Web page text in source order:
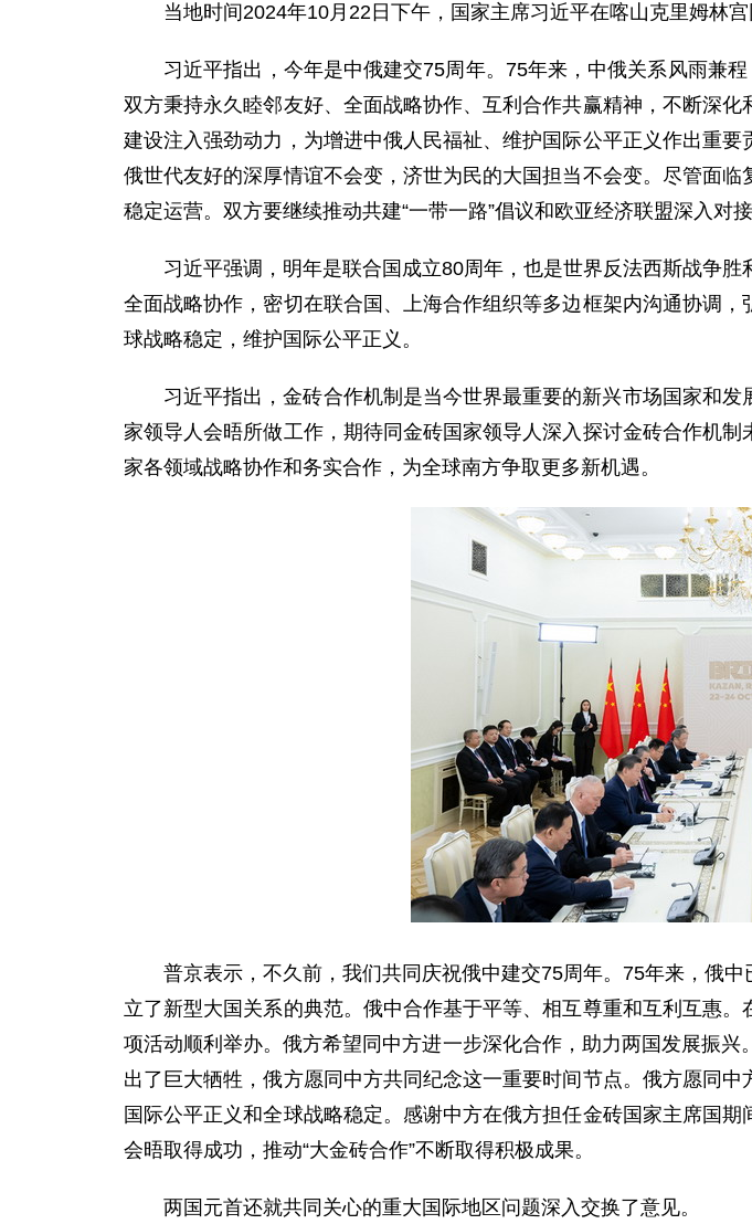
当地时间2024年10月22日下午，国家主席习近平在喀山克里姆林宫
习近平指出，今年是中俄建交75周年。75年来，中俄关系风雨兼
双方秉持永久睦邻友好、全面战略协作、互利合作共赢精神，不断深
建设注入强劲动力，为增进中俄人民福祉、维护国际公平正义作出重
俄世代友好的深厚情谊不会变，济世为民的大国担当不会变。尽管面
稳定运营。双方要继续推动共建“一带一路”倡议和欧亚经济联盟深入对
习近平强调，明年是联合国成立80周年，也是世界反法西斯战争
全面战略协作，密切在联合国、上海合作组织等多边框架内沟通协调
球战略稳定，维护国际公平正义。
习近平指出，金砖合作机制是当今世界最重要的新兴市场国家和
家领导人会晤所做工作，期待同金砖国家领导人深入探讨金砖合作机
家各领域战略协作和务实合作，为全球南方争取更多新机遇。
普京表示，不久前，我们共同庆祝俄中建交75周年。75年来，俄
立了新型大国关系的典范。俄中合作基于平等、相互尊重和互利互惠
项活动顺利举办。俄方希望同中方进一步深化合作，助力两国发展振
出了巨大牺牲，俄方愿同中方共同纪念这一重要时间节点。俄方愿同
国际公平正义和全球战略稳定。感谢中方在俄方担任金砖国家主席国
会晤取得成功，推动“大金砖合作”不断取得积极成果。
两国元首还就共同关心的重大国际地区问题深入交换了意见。